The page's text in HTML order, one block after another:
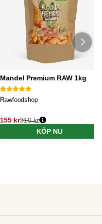
Mandel Premium RAW 1kg
Rawfoodshop
155 kr310 kr
KÖP NU